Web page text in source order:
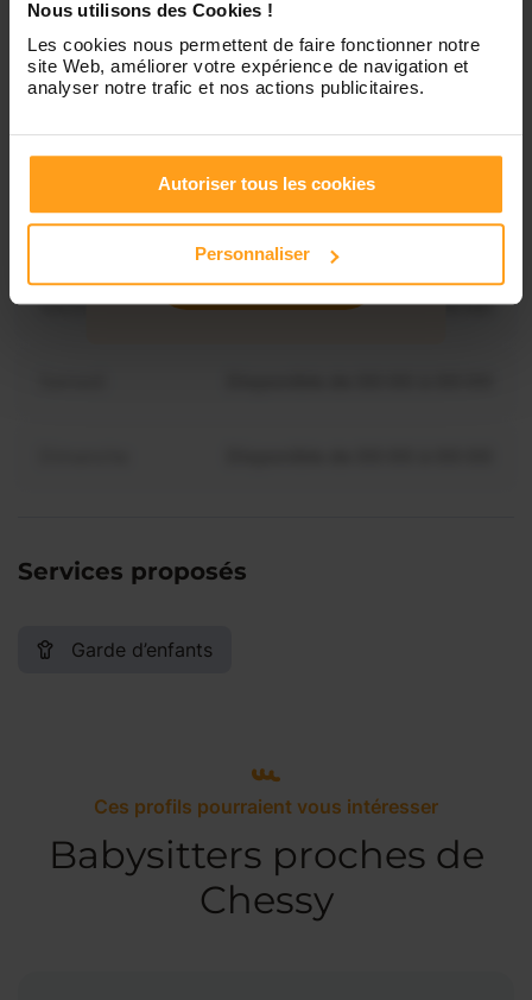
Nous utilisons des Cookies !
Les cookies nous permettent de faire fonctionner notre
site Web, améliorer votre expérience de navigation et
analyser notre trafic et nos actions publicitaires.
Autoriser tous les cookies
Personnaliser
Lundi
Mardi Disponible de 00:00 à 00:00
Mercredi Disponible de 00:00 à 00:30
Jeudi Disponible de 00:00 à 00:00
Vendredi Disponible de 00:00 à 00:00
Vous souhaitez connaître les
Services proposés
Garde d’enfants
Ces profils pourraient vous intéresser
Babysitters proches de
Chessy